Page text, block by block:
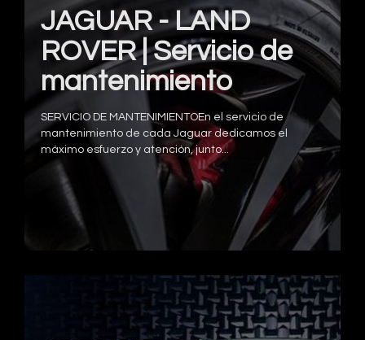
JAGUAR - LAND
ROVER | Servicio de
mantenimiento
SERVICIO DE MANTENIMIENTOEn el servicio de
mantenimiento de cada Jaguar dedicamos el
máximo esfuerzo y atención, junto...